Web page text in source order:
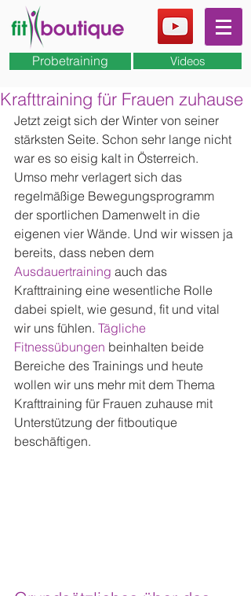
Probetraining Videos
Krafttraining für Frauen zuhause
Jetzt zeigt sich der Winter von seiner
stärksten Seite. Schon sehr lange nicht
war es so eisig kalt in Österreich.
Umso mehr verlagert sich das
regelmäßige Bewegungsprogramm
der sportlichen Damenwelt in die
eigenen vier Wände. Und wir wissen ja
bereits, dass neben dem
Ausdauertraining auch das
Krafttraining eine wesentliche Rolle
dabei spielt, wie gesund, fit und vital
wir uns fühlen. Tägliche
Fitnessübungen beinhalten beide
Bereiche des Trainings und heute
wollen wir uns mehr mit dem Thema
Krafttraining für Frauen zuhause mit
Unterstützung der fitboutique
beschäftigen.